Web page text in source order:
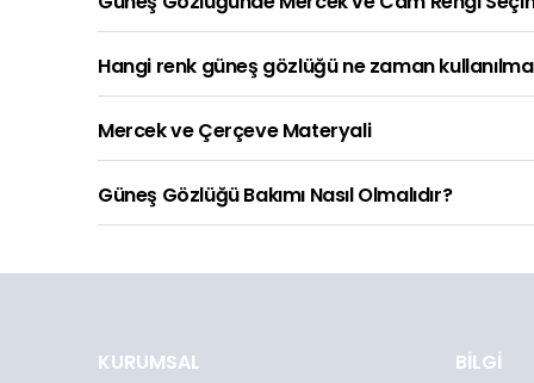
Hangi renk güneş gözlüğü ne zaman
Mercek ve Çerçeve Materyali
Güneş Gözlüğü Bakımı Nasıl Olmalıdır?
KURUMSAL BİLGİ